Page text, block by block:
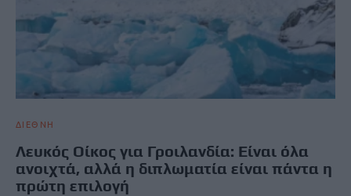
ΔΙΕΘΝΗ
Λευκός Οίκος για Γροιλανδία: Είναι όλα
ανοιχτά, αλλά η διπλωματία είναι πάντα η
πρώτη επιλογή